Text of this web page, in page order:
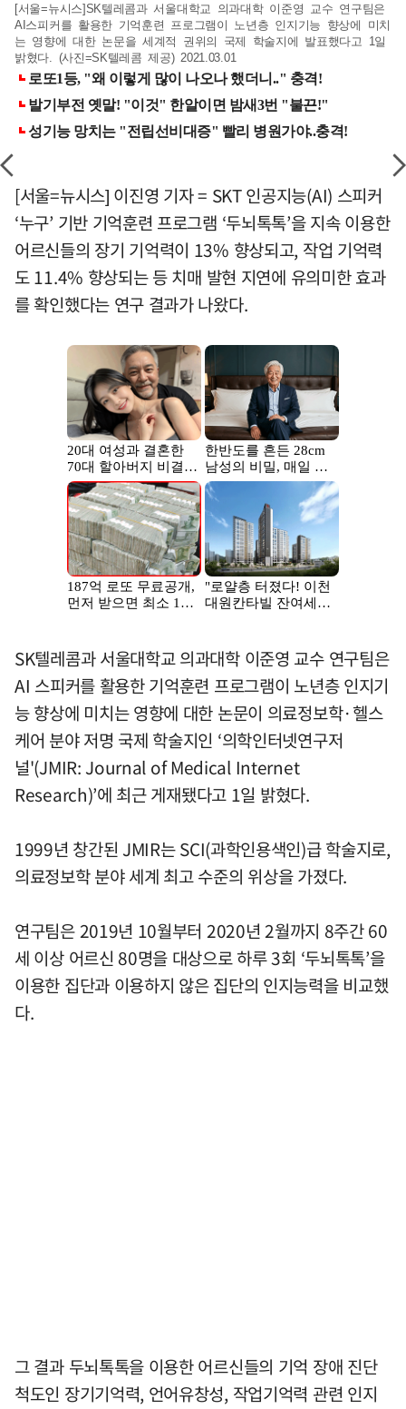
[서울=뉴시스]SK텔레콤과 서울대학교 의과대학 이준영 교수 연구팀은
AI스피커를 활용한 기억훈련 프로그램이 노년층 인지기능 향상에 미치
는 영향에 대한 논문을 세계적 권위의 국제 학술지에 발표했다고 1일
밝혔다. (사진=SK텔레콤 제공) 2021.03.01
[서울=뉴시스] 이진영 기자 = SKT 인공지능(AI) 스피커
‘누구’ 기반 기억훈련 프로그램 ‘두뇌톡톡’을 지속 이용한
어르신들의 장기 기억력이 13% 향상되고, 작업 기억력
도 11.4% 향상되는 등 치매 발현 지연에 유의미한 효과
를 확인했다는 연구 결과가 나왔다.
SK텔레콤과 서울대학교 의과대학 이준영 교수 연구팀은
AI 스피커를 활용한 기억훈련 프로그램이 노년층 인지기
능 향상에 미치는 영향에 대한 논문이 의료정보학·헬스
케어 분야 저명 국제 학술지인 ‘의학인터넷연구저
널'(JMIR: Journal of Medical Internet
Research)’에 최근 게재됐다고 1일 밝혔다.
1999년 창간된 JMIR는 SCI(과학인용색인)급 학술지로,
의료정보학 분야 세계 최고 수준의 위상을 가졌다.
연구팀은 2019년 10월부터 2020년 2월까지 8주간 60
세 이상 어르신 80명을 대상으로 하루 3회 ‘두뇌톡톡’을
이용한 집단과 이용하지 않은 집단의 인지능력을 비교했
다.
그 결과 두뇌톡톡을 이용한 어르신들의 기억 장애 진단
척도인 장기기억력, 언어유창성, 작업기억력 관련 인지